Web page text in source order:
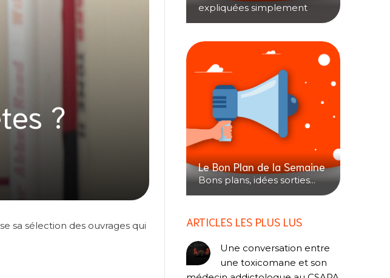
?
sa sélection des ouvrages qui
expliquées simplement
Le Bon Plan de la Semaine
Bons plans, idées sorties...
ARTICLES LES PLUS LUS
Une conversation entre
une toxicomane et son